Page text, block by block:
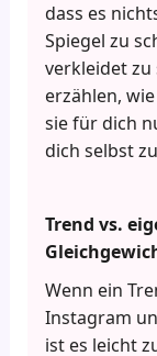
dass es
Spiegel zu
verkleidet
erzählen,
sie für dich
dich selbst
Trend vs.
Wenn ein
Instagram
ist es leicht